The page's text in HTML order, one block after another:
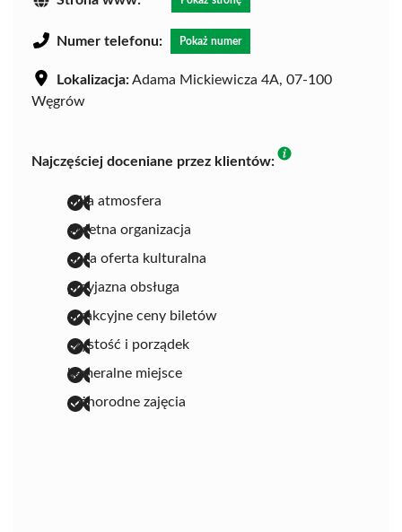
Numer telefonu: Pokaż numer
Lokalizacja:Adama Mickiewicza 4A, 07-100
Węgrów
Najczęściej doceniane przez klientów:
miła atmosfera
świetna organizacja
duża oferta kulturalna
przyjazna obsługa
atrakcyjne ceny biletów
czystość i porządek
kameralne miejsce
różnorodne zajęcia